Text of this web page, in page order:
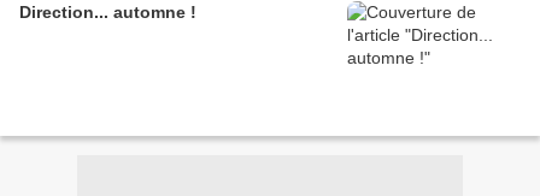
Direction... automne !